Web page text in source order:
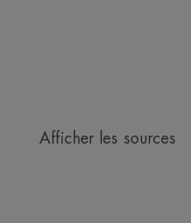
Afficher les sources